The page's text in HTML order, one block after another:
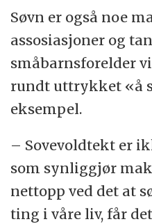
Søvn er også noe
assosiasjoner og
småbarnsforelder
rundt uttrykket «å
eksempel.
– Sovevoldtekt er
som synliggjør
nettopp ved det at
ting i våre liv, får